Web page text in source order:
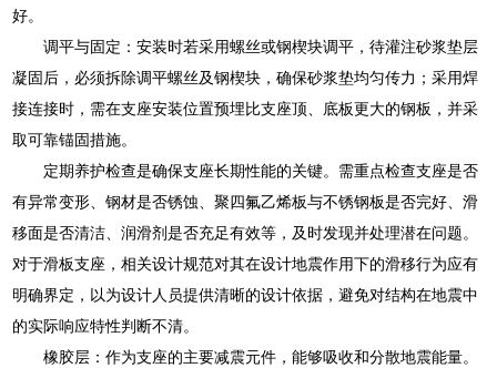
好。
调平与固定：安装时若采用螺丝或钢楔块调平，待灌注砂浆垫层
凝固后，必须拆除调平螺丝及钢楔块，确保砂浆垫均匀传力；采用焊
接连接时，需在支座安装位置预埋比支座顶、底板更大的钢板，并采
取可靠锚固措施。
定期养护检查是确保支座长期性能的关键。需重点检查支座是否
有异常变形、钢材是否锈蚀、聚四氟乙烯板与不锈钢板是否完好、滑
移面是否清洁、润滑剂是否充足有效等，及时发现并处理潜在问题。
对于滑板支座，相关设计规范对其在设计地震作用下的滑移行为应有
明确界定，以为设计人员提供清晰的设计依据，避免对结构在地震中
的实际响应特性判断不清。
橡胶层：作为支座的主要减震元件，能够吸收和分散地震能量。